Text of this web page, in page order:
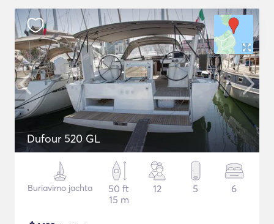
Dufour 520 GL
Buriavimo jachta
50 ft
15 m
12 5 6